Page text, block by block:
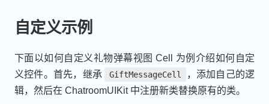
自定义示例
下面以如何自定义礼物弹幕视图 Cell 为例介绍如何自定
义控件。首先，继承
GiftMessageCell
，添加自己的逻
辑，然后在 ChatroomUIKit 中注册新类替换原有的类。